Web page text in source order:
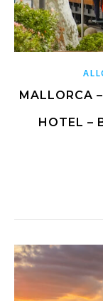
MALLORCA
HOTEL –